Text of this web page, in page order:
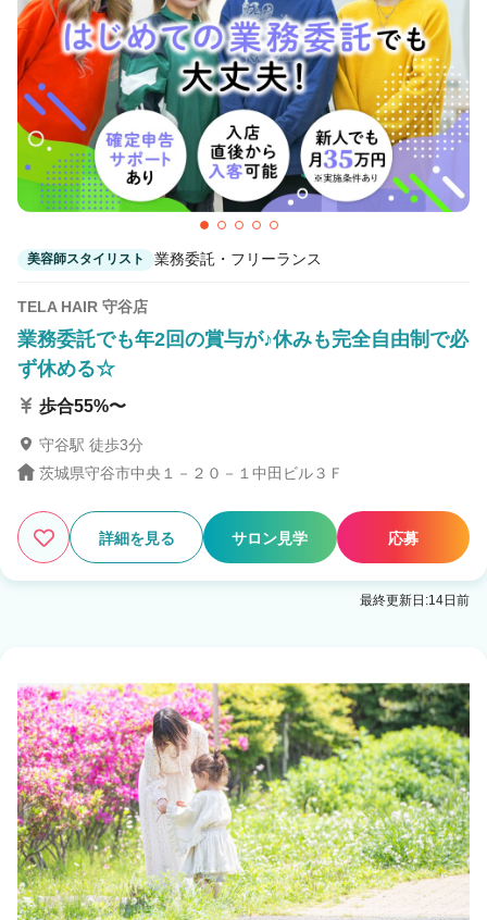
美容師スタイリスト 業務委託・フリーランス
TELA HAIR 守谷店
業務委託でも年2回の賞与が♪休みも完全自由制で必
ず休める☆
歩合55%〜
守谷駅 徒歩3分
茨城県守谷市中央１－２０－１中田ビル３Ｆ
詳細を見る サロン見学 応募
最終更新日:14日前